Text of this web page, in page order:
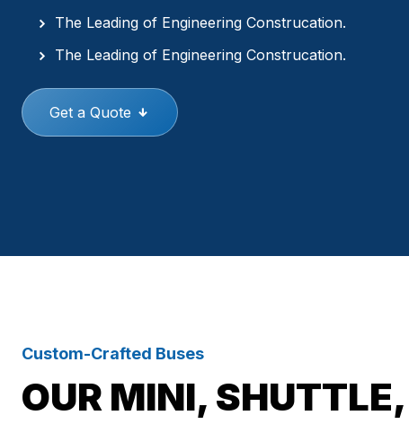
The Leading of Engineering Construcation.
The Leading of Engineering Construcation.
Get a Quote
Custom-Crafted Buses
OUR MINI,